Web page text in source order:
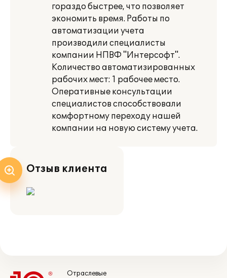
гораздо быстрее, что позволяет
экономить время. Работы по
автоматизации учета
производили специалисты
компании НПВФ "Интерсофт".
Количество автоматизированных
рабочих мест: 1 рабочее место.
Оперативные консультации
специалистов способствовали
комфортному переходу нашей
компании на новую систему учета.
Отзыв клиента
Отраслевые